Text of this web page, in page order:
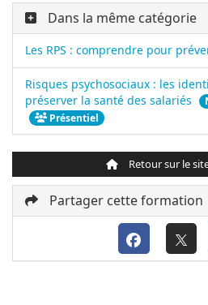
Dans la même catégorie
Les RPS : comprendre pour
Risques psychosociaux : les
préserver la santé des salariés
Présentiel
Retour sur le
Partager cette formation